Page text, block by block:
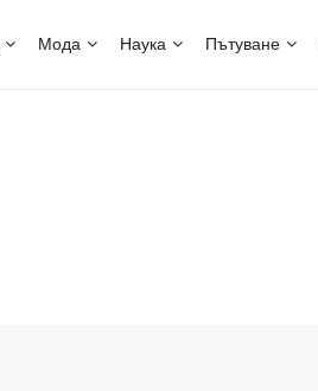
Мода Наука Пътуване